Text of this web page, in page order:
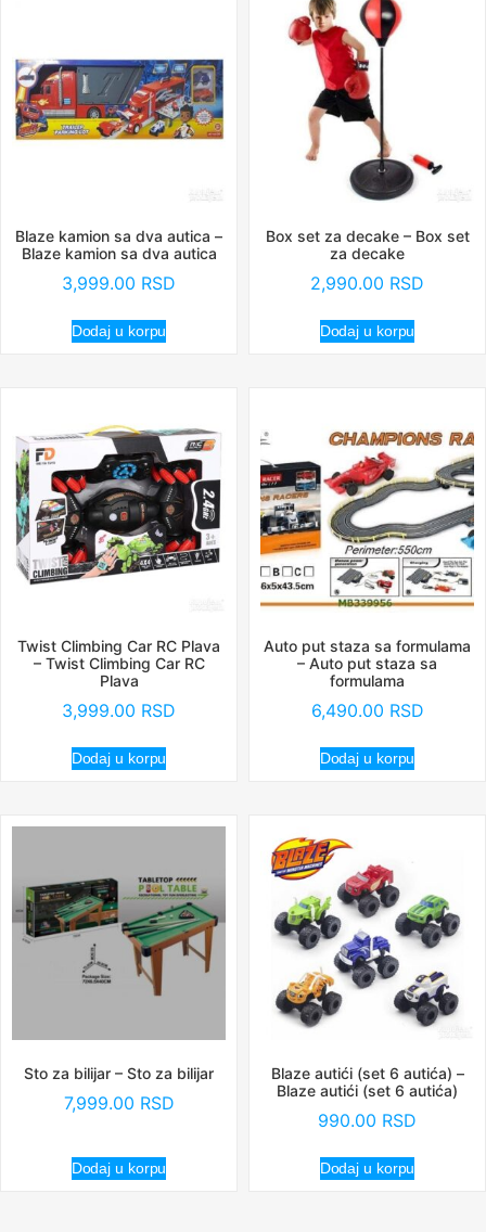
Blaze kamion sa dva autica –
Blaze kamion sa dva autica
3,999.00 RSD
Dodaj u korpu
Box set za decake – Box set
za decake
2,990.00 RSD
Dodaj u korpu
Twist Climbing Car RC Plava
– Twist Climbing Car RC
Plava
3,999.00 RSD
Dodaj u korpu
Auto put staza sa formulama
– Auto put staza sa
formulama
6,490.00 RSD
Dodaj u korpu
Sto za bilijar – Sto za bilijar
7,999.00 RSD
Dodaj u korpu
Blaze autići (set 6 autića) –
Blaze autići (set 6 autića)
990.00 RSD
Dodaj u korpu